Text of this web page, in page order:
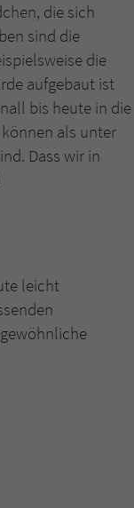
die sich
sind die
die
aufgebaut ist
bis heute in die
als unter
Dass wir in
leicht